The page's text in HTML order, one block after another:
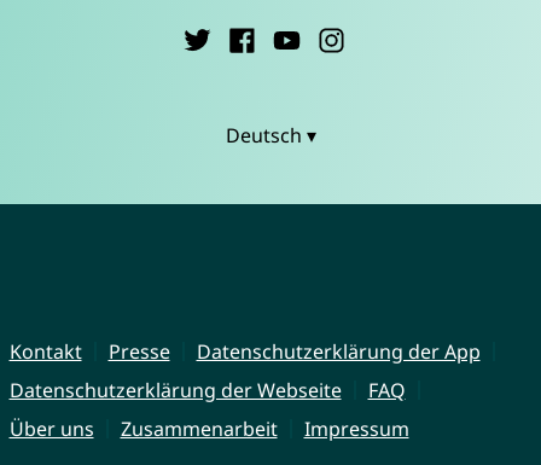
Deutsch ▾
Kontakt Presse
Datenschutzerklärung der App
Datenschutzerklärung der Webseite
FAQ
Über uns
Zusammenarbeit Impressum